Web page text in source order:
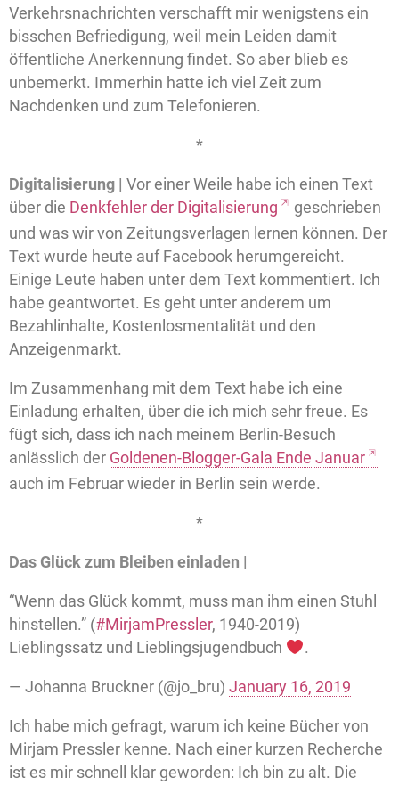
Verkehrsnachrichten verschafft mir wenigstens ein
bisschen Befriedigung, weil mein Leiden damit
öffentliche Anerkennung findet. So aber blieb es
unbemerkt. Immerhin hatte ich viel Zeit zum
Nachdenken und zum Telefonieren.
*
Digitalisierung | Vor einer Weile habe ich einen Text
über die Denkfehler der Digitalisierung
geschrieben
und was wir von Zeitungsverlagen lernen können. Der
Text wurde heute auf Facebook herumgereicht.
Einige Leute haben unter dem Text kommentiert. Ich
habe geantwortet. Es geht unter anderem um
Bezahlinhalte, Kostenlosmentalität und den
Anzeigenmarkt.
Im Zusammenhang mit dem Text habe ich eine
Einladung erhalten, über die ich mich sehr freue. Es
fügt sich, dass ich nach meinem Berlin-Besuch
anlässlich der Goldenen-Blogger-Gala Ende Januar
auch im Februar wieder in Berlin sein werde.
*
Das Glück zum Bleiben einladen |
“Wenn das Glück kommt, muss man ihm einen Stuhl
hinstellen.” (#MirjamPressler, 1940-2019)
Lieblingssatz und Lieblingsjugendbuch
.
— Johanna Bruckner (@jo_bru) January 16, 2019
Ich habe mich gefragt, warum ich keine Bücher von
Mirjam Pressler kenne. Nach einer kurzen Recherche
ist es mir schnell klar geworden: Ich bin zu alt. Die